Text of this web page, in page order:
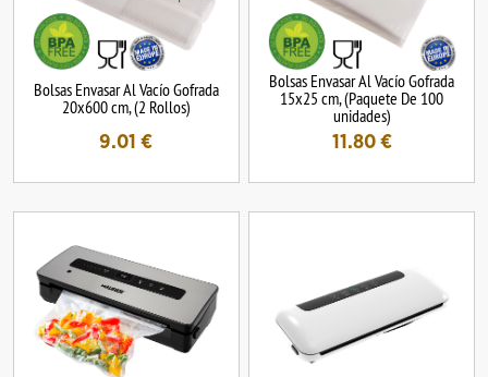
Bolsas Envasar Al Vacío Gofrada
20x600 cm, (2 Rollos)
9.01 €
Bolsas Envasar Al Vacío Gofrada
15x25 cm, (Paquete De 100
unidades)
11.80€